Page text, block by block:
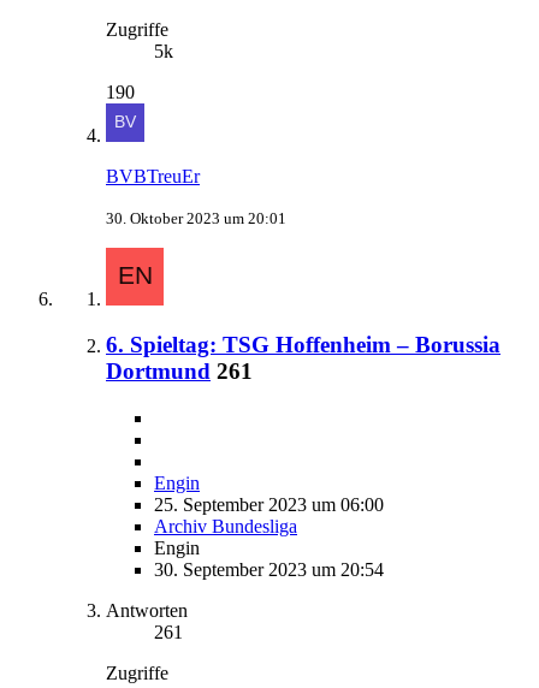
Zugriffe
5k
190
BVBTreuEr
30. Oktober 2023 um 20:01
6. Spieltag: TSG Hoffenheim – Borussia
Dortmund 261
Engin
25. September 2023 um 06:00
Archiv Bundesliga
Engin
30. September 2023 um 20:54
Antworten
261
Zugriffe